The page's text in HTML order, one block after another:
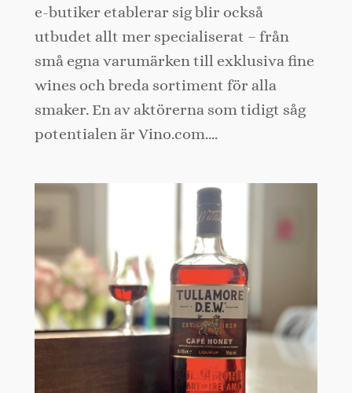
e-butiker etablerar sig blir också
utbudet allt mer specialiserat – från
små egna varumärken till exklusiva fine
wines och breda sortiment för alla
smaker. En av aktörerna som tidigt såg
potentialen är Vino.com.…